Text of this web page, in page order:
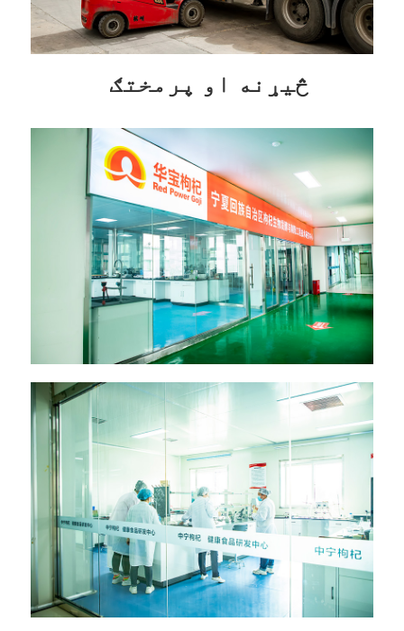
څیړنه او پرمختګ